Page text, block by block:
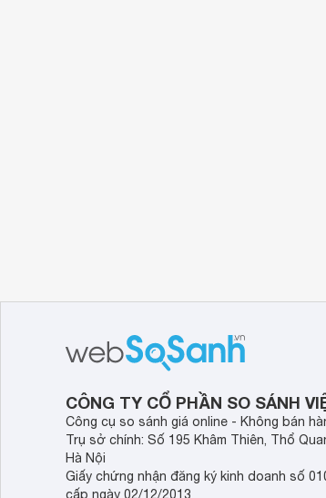
CÔNG TY CỔ PHẦN SO SÁNH
Công cụ so sánh giá online - Không bán
Trụ sở chính: Số 195 Khâm Thiên, Thổ
Hà Nội
Giấy chứng nhận đăng ký kinh doanh số
cấp ngày 02/12/2013